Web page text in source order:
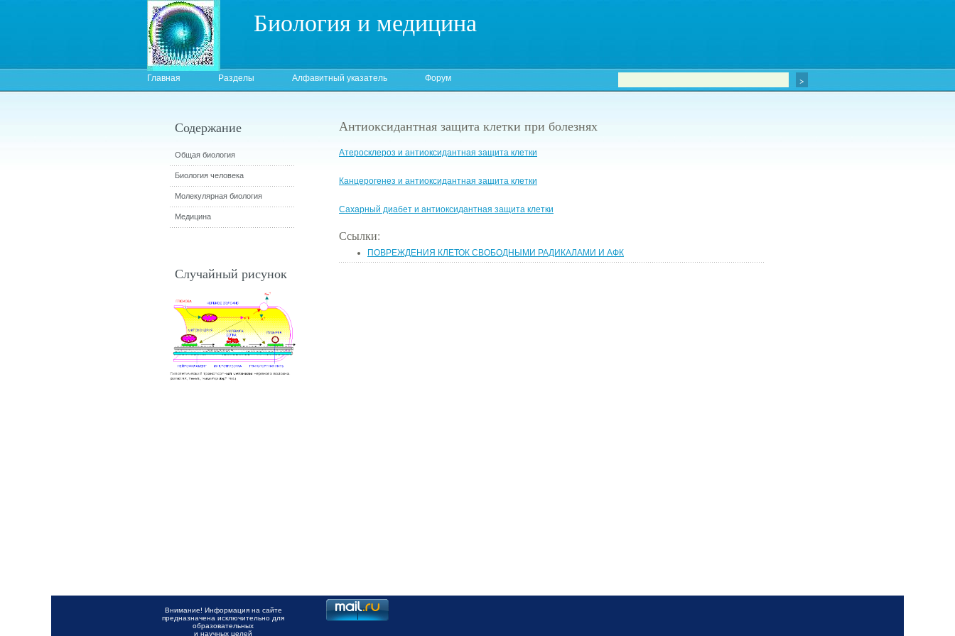
Биология и медицина
Главная Разделы Алфавитный указатель Форум
Антиоксидантная защита клетки при болезнях
Атеросклероз и антиоксидантная защита клетки
Канцерогенез и антиоксидантная защита клетки
Сахарный диабет и антиоксидантная защита клетки
Ссылки:
ПОВРЕЖДЕНИЯ КЛЕТОК СВОБОДНЫМИ РАДИКАЛАМИ И АФК
Содержание
Общая биология
Биология человека
Молекулярная биология
Медицина
Случайный рисунок
Внимание! Информация на сайте
предназначена исключительно для
образовательных
и научных целей